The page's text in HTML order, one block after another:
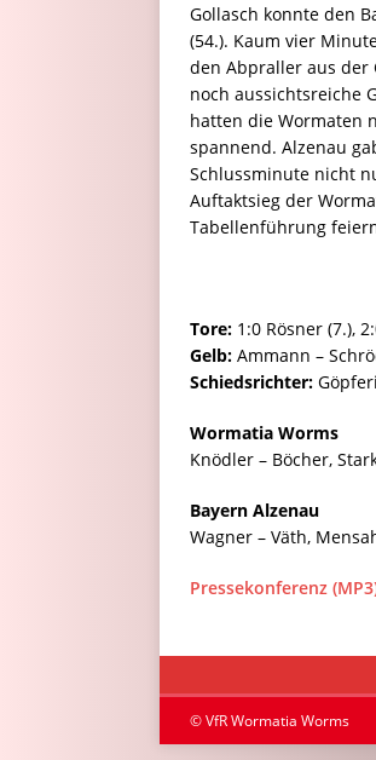
Gollasch konnte den
(54.). Kaum vier
den Abpraller aus der
noch aussichtsreiche
hatten die Wormaten
spannend. Alzenau
Schlussminute nicht
Auftaktsieg der
Tabellenführung
Tore: 1:0 Rösner (7.),
Gelb: Ammann –
Schiedsrichter:
Wormatia Worms
Knödler – Böcher,
Bayern Alzenau
Wagner – Väth,
Pressekonferenz
© VfR Wormatia Worms